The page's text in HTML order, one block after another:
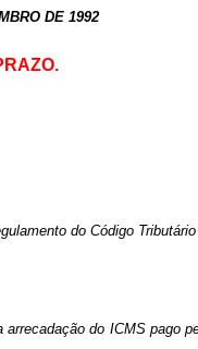
DE 1992
do Código
do ICMS pago